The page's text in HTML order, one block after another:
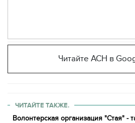
Читайте АСН в
ЧИТАЙТЕ ТАКЖЕ.
Волонтерская организация "Стая" -